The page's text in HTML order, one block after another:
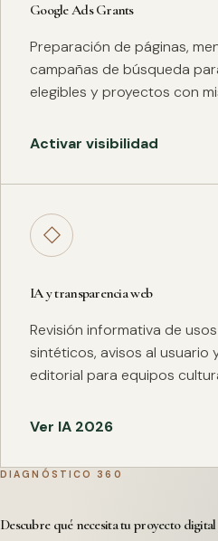
Google Ads Grants
Preparación de páginas,
campañas de búsqueda
elegibles y proyectos con
Activar visibilidad
◇
IA y transparencia web
Revisión informativa de
sintéticos, avisos al usuario
editorial para equipos
Ver IA 2026
DIAGNÓSTICO 360
Descubre qué necesita tu proyecto